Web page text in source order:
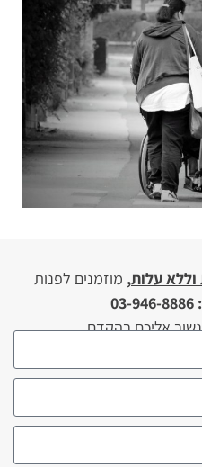
וללא עלות, מוזמנים לפנות
אליכם בהקדם